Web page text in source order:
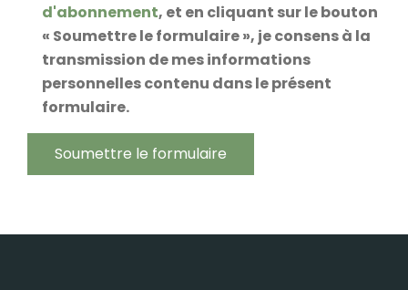
d'abonnement, et en cliquant sur le bouton
« Soumettre le formulaire », je consens à la
transmission de mes informations
personnelles contenu dans le présent
formulaire.